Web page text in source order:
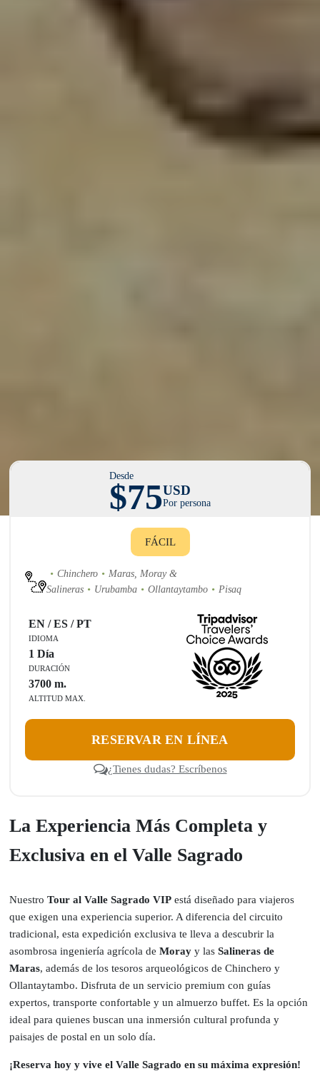
Desde
$75USD
Por persona
FÁCIL
Chinchero
Maras, Moray &
Salineras
Urubamba Ollantaytambo Pisaq
EN / ES / PT
IDIOMA
1 Día
DURACIÓN
3700 m.
ALTITUD MAX.
RESERVAR EN LÍNEA
¿Tienes dudas? Escríbenos
La Experiencia Más Completa y
Exclusiva en el Valle Sagrado
NuestroTour al Valle Sagrado VIP está diseñado para viajeros
que exigen una experiencia superior. A diferencia del circuito
tradicional, esta expedición exclusiva te lleva a descubrir la
asombrosa ingeniería agrícola deMoray y lasSalineras de
Maras, además de los tesoros arqueológicos de Chinchero y
Ollantaytambo. Disfruta de un servicio premium con guías
expertos, transporte confortable y un almuerzo buffet. Es la opción
ideal para quienes buscan una inmersión cultural profunda y
paisajes de postal en un solo día.
¡Reserva hoy y vive el Valle Sagrado en su máxima expresión!